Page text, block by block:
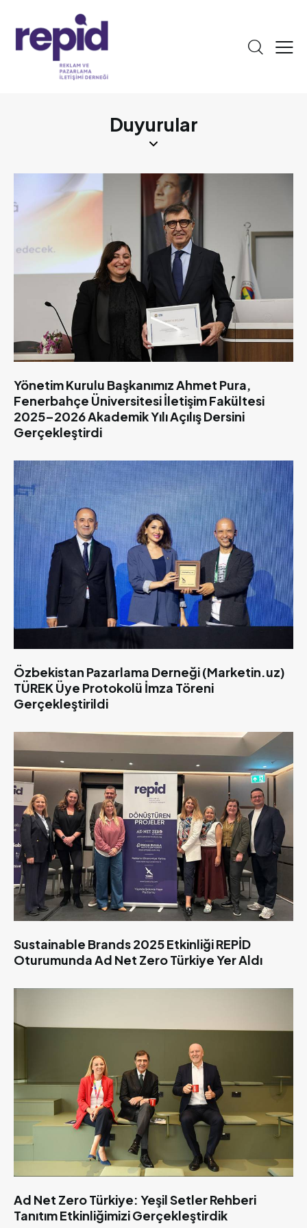
Duyurular
Yönetim Kurulu Başkanımız Ahmet Pura,
Fenerbahçe Üniversitesi İletişim Fakültesi
2025–2026 Akademik Yılı Açılış Dersini
Gerçekleştirdi
Özbekistan Pazarlama Derneği (Marketin.uz)
TÜREK Üye Protokolü İmza Töreni
Gerçekleştirildi
Sustainable Brands 2025 Etkinliği REPİD
Oturumunda Ad Net Zero Türkiye Yer Aldı
Ad Net Zero Türkiye: Yeşil Setler Rehberi
Tanıtım Etkinliğimizi Gerçekleştirdik